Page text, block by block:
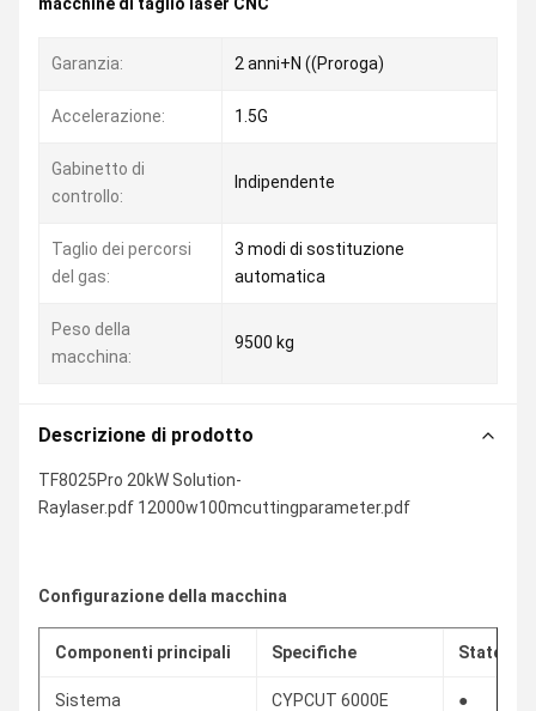
Garanzia: 2 anni+N ((Proroga)
Accelerazione: 1.5G
Gabinetto di
controllo:
Indipendente
Taglio dei percorsi
del gas:
3 modi di sostituzione
automatica
Peso della
macchina:
9500 kg
Descrizione di prodotto
TF8025Pro 20kW Solution-
Raylaser.pdf 12000w100mcuttingparameter.pdf
Configurazione della macchina
Componenti principali Specifiche Stato
Sistema CYPCUT 6000E ●